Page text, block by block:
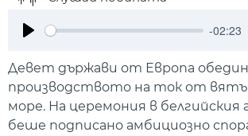
-02:23
Девет държави от Европа
производството на ток от
море. На церемония в
беше подписано амбициозно